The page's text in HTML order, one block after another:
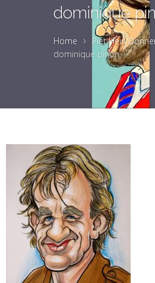
dominique
Home
Piet Hein
dominique pinon